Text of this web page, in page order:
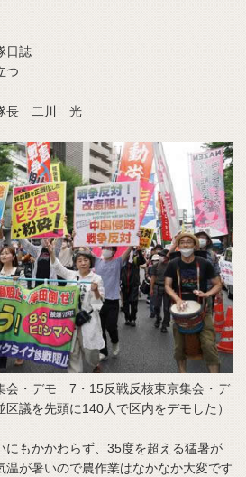
日誌
つ
長 二川 光
会・デモ 7・15反戦反核東京集会・デ
議を先頭に140人で区内をデモした）
もかかわらず、35度を超える猛暑が
温が暑いので農作業はなかなか大変です